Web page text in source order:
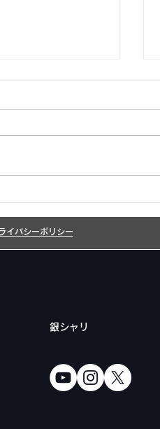
イバシーポリシー
​銀シャリ